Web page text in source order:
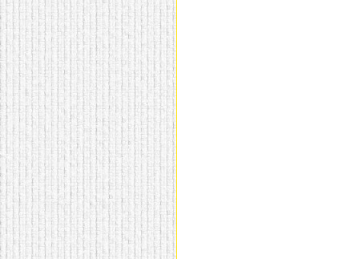
домашнем использовании.
Эта мебель имеет
некоторые преимущества
перед той же стенкой для
гостиной, к примеру,
поскольку она более
легкая и не загромождает
пространство. В спальне
этот предмет можно
поставить у изголовья
кровати, чтобы заполнить
пустующее там
место. Также стеллажи
очень часто используют в
качестве разграничителей
комнаты, например, на
рабочую зону и
пространство для отдыха.
Особенно это актуально
для однокомнатных
квартир.